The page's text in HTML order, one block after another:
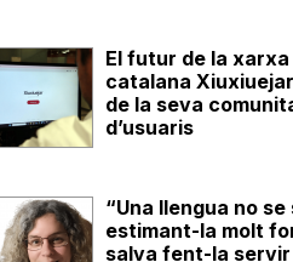
El futur de la
catalana
de la seva
d’usuaris
“Una llengua no se
estimant-la molt
salva fent-la servir